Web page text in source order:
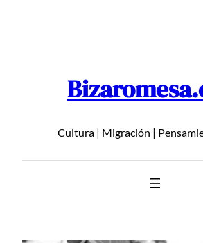
Cultura | Migración |